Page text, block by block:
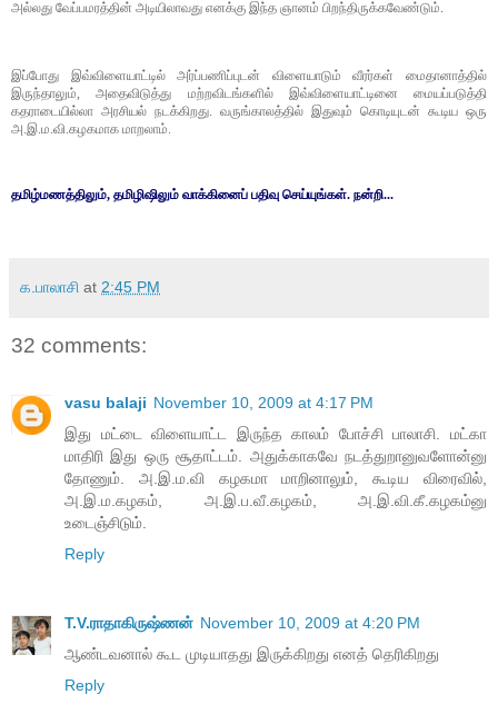
அல்லது வேப்பமரத்தின் அடியிலாவது எனக்கு இந்த ஞானம் பிறந்திருக்கவேண்டும்.
இப்போது இவ்விளையாட்டில் அர்ப்பணிப்புடன் விளையாடும் வீரர்கள் மைதானாத்தில்
இருந்தாலும், அதைவிடுத்து மற்றவிடங்களில் இவ்விளையாட்டினை மையப்படுத்தி
கதராடையில்லா அரசியல் நடக்கிறது. வருங்காலத்தில் இதுவும் கொடியுடன் கூடிய ஒரு
அ.இ.ம.வி.கழகமாக மாறலாம்.
தமிழ்மணத்திலும், தமிழிஷிலும் வாக்கினைப் பதிவு செய்யுங்கள். நன்றி...
க.பாலாசி at 2:45 PM
32 comments:
vasu balaji November 10, 2009 at 4:17 PM
இது மட்டை விளையாட்ட இருந்த காலம் போச்சி பாலாசி. மட்கா
மாதிரி இது ஒரு சூதாட்டம். அதுக்காகவே நடத்துறானுவளோன்னு
தோணும். அ.இ.ம.வி கழகமா மாறினாலும், கூடிய விரைவில்,
அ.இ.ம.கழகம், அ.இ.ப.வீ.கழகம், அ.இ.வி.கீ.கழகம்னு
உடைஞ்சிடும்.
Reply
T.V.ராதாகிருஷ்ணன் November 10, 2009 at 4:20 PM
ஆண்டவனால் கூட முடியாதது இருக்கிறது எனத் தெரிகிறது
Reply